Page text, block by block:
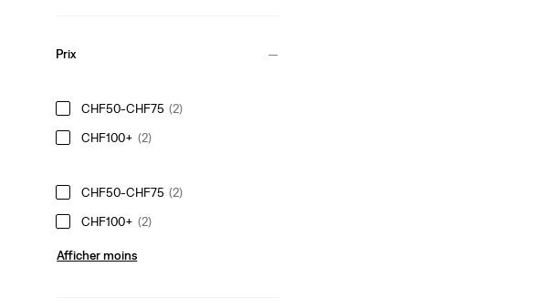
Prix
CHF50-CHF75 (2)
CHF100+ (2)
CHF50-CHF75 (2)
CHF100+ (2)
Afficher moins